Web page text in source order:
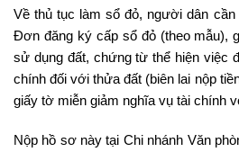
Về thủ tục làm sổ đỏ, người dân
Đơn đăng ký cấp sổ đỏ (theo mẫu),
sử dụng đất, chứng từ thể hiện việc
chính đối với thửa đất (biên lai nộp
giấy tờ miễn giảm nghĩa vụ tài chính
Nộp hồ sơ này tại Chi nhánh Văn